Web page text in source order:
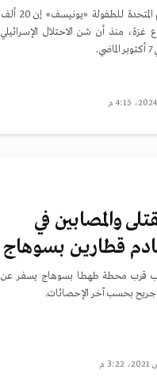
قالت منظمة الأمم المتحدة للطفولة «يونيسف» إن 20 ألف
غزة، منذ أن شن الاحتلال الإسرائيلي
والمصابين في
قطارين بسوهاج
قرب محطة طهطا بسوهاج يسفر عن